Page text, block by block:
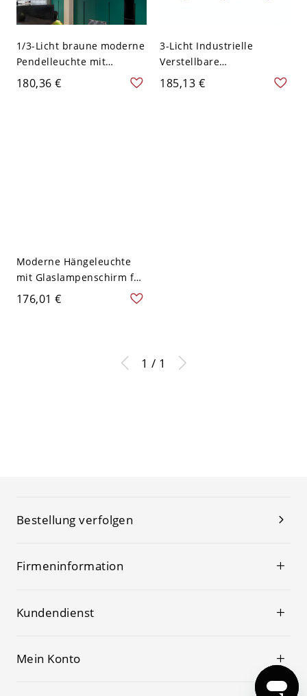
1/3-Licht braune moderne
Pendelleuchte mit
Glasabdeckung und
Metalldecke - 3-Kopf
180,36 €
3-Licht Industrielle
Verstellbare
Inselbeleuchtung Innen
Gold
185,13 €
Moderne Hängeleuchte
mit Glaslampenschirm für
Wohnzimmer - 110V-120V
Holz 3 Topfdeckel
176,01 €
1 / 1
Bestellung verfolgen
Firmeninformation
Kundendienst
Mein Konto